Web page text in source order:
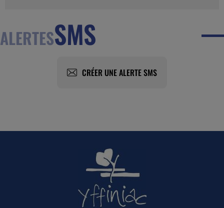
ALERTESSMS
CRÉER UNE ALERTE SMS